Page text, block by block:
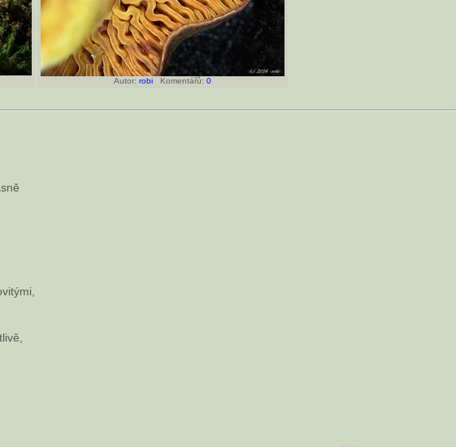
Autor: robi Komentářů: 0